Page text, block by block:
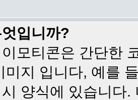
입니까?
모티콘은 간단한
미지 입니다, 예를
양식에 있습니다